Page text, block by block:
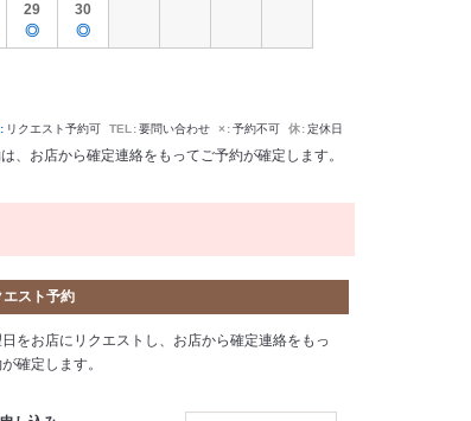
29
◎
30
◎
リクエスト予約可 TEL 要問い合わせ × 予約不可 休 定休日
、お店から確定連絡をもってご予約が確定します。
エスト予約
をお店にリクエストし、お店から確定連絡をもっ
確定します。